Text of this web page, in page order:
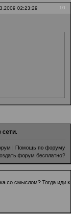
10
02:23:29
| Помощь по форуму